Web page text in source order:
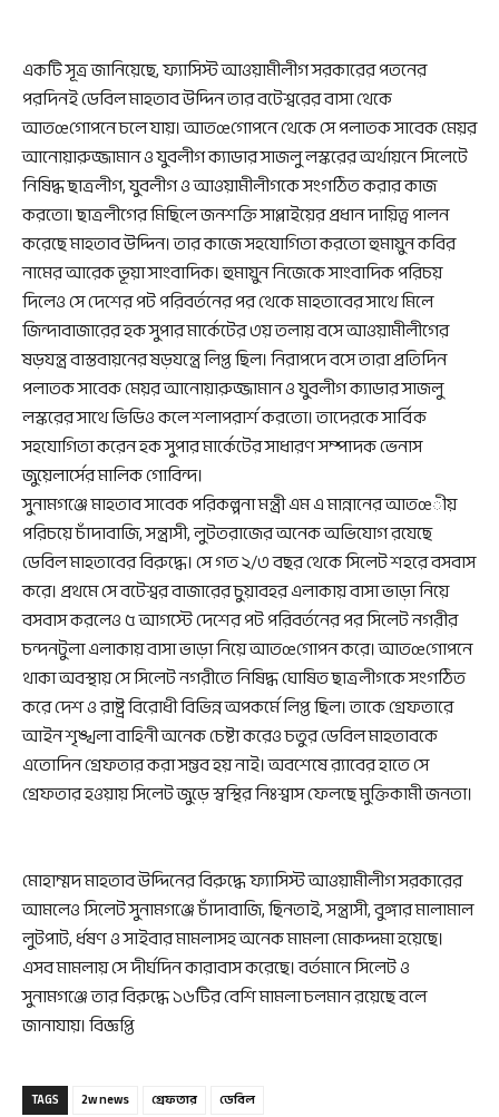
একটি সূত্র জানিয়েছে, ফ্যাসিস্ট আওয়ামীলীগ সরকারের পতনের
পরদিনই ডেবিল মাহতাব উদ্দিন তার বটেশ্বরের বাসা থেকে
আতœগোপনে চলে যায়। আতœগোপনে থেকে সে পলাতক সাবেক মেয়র
আনোয়ারুজ্জামান ও যুবলীগ ক্যাডার সাজলু লস্করের অর্থায়নে সিলেটে
নিষিদ্ধ ছাত্রলীগ, যুবলীগ ও আওয়ামীলীগকে সংগঠিত করার কাজ
করতো। ছাত্রলীগের মিছিলে জনশক্তি সাপ্লাইয়ের প্রধান দায়িত্ব পালন
করেছে মাহতাব উদ্দিন। তার কাজে সহযোগিতা করতো হুমায়ুন কবির
নামের আরেক ভূয়া সাংবাদিক। হুমায়ুন নিজেকে সাংবাদিক পরিচয়
দিলেও সে দেশের পট পরিবর্তনের পর থেকে মাহতাবের সাথে মিলে
জিন্দাবাজারের হক সুপার মার্কেটের ৩য় তলায় বসে আওয়ামীলীগের
ষড়যন্ত্র বাস্তবায়নের ষড়যন্ত্রে লিপ্ত ছিল। নিরাপদে বসে তারা প্রতিদিন
পলাতক সাবেক মেয়র আনোয়ারুজ্জামান ও যুবলীগ ক্যাডার সাজলু
লস্করের সাথে ভিডিও কলে শলাপরার্শ করতো। তাদেরকে সার্বিক
সহযোগিতা করেন হক সুপার মার্কেটের সাধারণ সম্পাদক ভেনাস
জুয়েলার্সের মালিক গোবিন্দ।
সুনামগঞ্জে মাহতাব সাবেক পরিকল্পনা মন্ত্রী এম এ মান্নানের আতœীয়
পরিচয়ে চাঁদাবাজি, সন্ত্রাসী, লুটতরাজের অনেক অভিযোগ রযেছে
ডেবিল মাহতাবের বিরুদ্ধে। সে গত ২/৩ বছর থেকে সিলেট শহরে বসবাস
করে। প্রথমে সে বটেশ্বর বাজারের চুয়াবহর এলাকায় বাসা ভাড়া নিয়ে
বসবাস করলেও ৫ আগস্টে দেশের পট পরিবর্তনের পর সিলেট নগরীর
চন্দনটুলা এলাকায় বাসা ভাড়া নিয়ে আতœগোপন করে। আতœগোপনে
থাকা অবস্থায় সে সিলেট নগরীতে নিষিদ্ধ ঘোষিত ছাত্রলীগকে সংগঠিত
করে দেশ ও রাষ্ট্র বিরোধী বিভিন্ন অপকর্মে লিপ্ত ছিল। তাকে গ্রেফতারে
আইন শৃঙ্খলা বাহিনী অনেক চেষ্টা করেও চতুর ডেবিল মাহতাবকে
এতোদিন গ্রেফতার করা সম্ভব হয় নাই। অবশেষে র‌্যাবের হাতে সে
গ্রেফতার হওয়ায় সিলেট জুড়ে স্বস্থির নিঃশ্বাস ফেলছে মুক্তিকামী জনতা।
মোহাম্মদ মাহতাব উদ্দিনের বিরুদ্ধে ফ্যাসিস্ট আওয়ামীলীগ সরকারের
আমলেও সিলেট সুনামগঞ্জে চাঁদাবাজি, ছিনতাই, সন্ত্রাসী, বুঙ্গার মালামাল
লুটপাট, র্ধষণ ও সাইবার মামলাসহ অনেক মামলা মোকদ্দমা হয়েছে।
এসব মামলায় সে দীর্ঘদিন কারাবাস করেছে। বর্তমানে সিলেট ও
সুনামগঞ্জে তার বিরুদ্ধে ১৬টির বেশি মামলা চলমান রয়েছে বলে
জানাযায়। বিজ্ঞপ্তি
TAGS 2w news গ্রেফতার ডেবিল